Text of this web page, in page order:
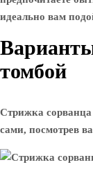
идеально вам
томбой
Стрижка сорванца
сами, посмотрев